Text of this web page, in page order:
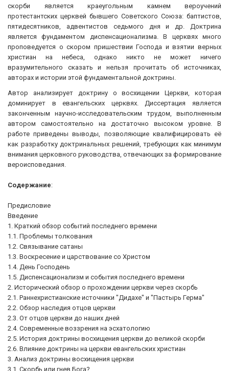
скорби является краеугольным камнем вероучений
протестантских церквей бывшего Советского Союза: баптистов,
пятидесятников, адвентистов седьмого дня и др. Доктрина
является фундаментом диспенсационализма. В церквях много
проповедуется о скором пришествии Господа и взятии верных
христиан на небеса, однако никто не может ничего
вразумительного сказать и нельзя прочитать об источниках,
авторах и истории этой фундаментальной доктрины.
Автор анализирует доктрину о восхищении Церкви, которая
доминирует в евангельских церквях. Диссертация является
законченным научно-исследовательским трудом, выполненным
автором самостоятельно на достаточно высоком уровне. В
работе приведены выводы, позволяющие квалифицировать её
как разработку доктринальных решений, требующих как минимум
внимания церковного руководства, отвечающих за формирование
вероисповедания.
Содержание:
Предисловие
Введение
1. Краткий обзор событий последнего времени
1.1. Проблемы толкования
1.2. Связывание сатаны
1.3. Воскресение и царствование со Христом
1.4. День Господень
1.5. Диспенсационализм и события последнего времени
2. Исторический обзор о прохождении церкви через скорбь
2.1. Раннехристианские источники "Дидахе" и "Пастырь Герма"
2.2. Обзор наследия отцов церкви
2.3. От отцов церкви до наших дней
2.4. Современные воззрения на эсхатологию
2.5. История доктрины восхищения церкви до великой скорби
2.6. Влияние доктрины на церкви евангельских христиан
3. Анализ доктрины восхищения церкви
3.1. Скорбь или гнев Бога?